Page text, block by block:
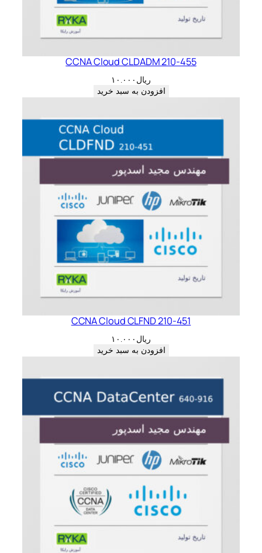
CCNA Cloud CLDADM 210-455
ریال ۱۰.۰۰۰
افزودن به سبد خرید
CCNA Cloud CLFND 210-451
ریال ۱۰.۰۰۰
افزودن به سبد خرید